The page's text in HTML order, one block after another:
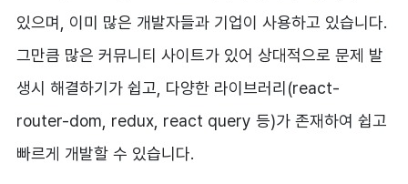
있으며, 이미 많은 개발자들과 기업이 사용하고 있습니다.
그만큼 많은 커뮤니티 사이트가 있어 상대적으로 문제 발
생시 해결하기가 쉽고, 다양한 라이브러리(react-
router-dom, redux, react query 등)가 존재하여 쉽고
빠르게 개발할 수 있습니다.